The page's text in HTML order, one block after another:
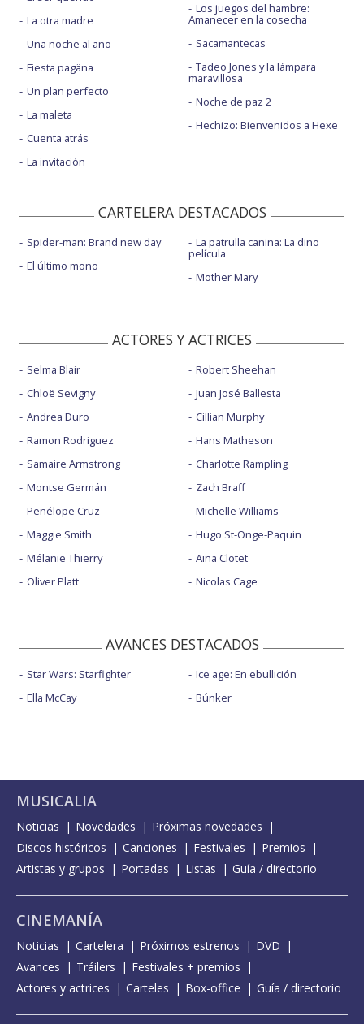
La otra madre
Una noche al año
Fiesta pagäna
Un plan perfecto
La maleta
Cuenta atrás
La invitación
Los juegos del hambre:
Amanecer en la cosecha
Sacamantecas
Tadeo Jones y la lámpara
maravillosa
Noche de paz 2
Hechizo: Bienvenidos a Hexe
CARTELERA DESTACADOS
Spider-man: Brand new day
El último mono
La patrulla canina: La dino
película
Mother Mary
ACTORES Y ACTRICES
Selma Blair
Chloë Sevigny
Andrea Duro
Ramon Rodriguez
Samaire Armstrong
Montse Germán
Penélope Cruz
Maggie Smith
Mélanie Thierry
Oliver Platt
Robert Sheehan
Juan José Ballesta
Cillian Murphy
Hans Matheson
Charlotte Rampling
Zach Braff
Michelle Williams
Hugo St-Onge-Paquin
Aina Clotet
Nicolas Cage
AVANCES DESTACADOS
Star Wars: Starfighter
Ella McCay
Ice age: En ebullición
Búnker
MUSICALIA
Noticias Novedades
Próximas novedades
Discos históricos
Canciones Festivales
Premios
Artistas y grupos
Portadas Listas Guía / directorio
CINEMANÍA
Noticias Cartelera Próximos estrenos
DVD
Avances
Tráilers
Festivales + premios
Actores y actrices
Carteles Box-office Guía / directorio